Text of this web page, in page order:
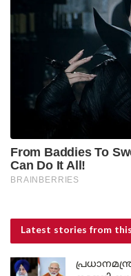
Latest stories from